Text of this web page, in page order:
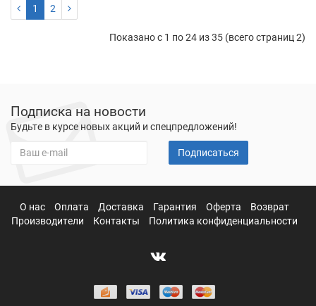
1 2
Показано с 1 по 24 из 35 (всего страниц 2)
Подписка на новости
Будьте в курсе новых акций и спецпредложений!
Подписаться
О нас Оплата Доставка Гарантия Оферта
Возврат
Производители
Контакты Политика конфиденциальности